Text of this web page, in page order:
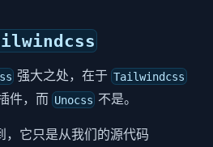
强大之处，在于Tailwindcss
件，而 Unocss 不是。
，它只是从我们的源代码